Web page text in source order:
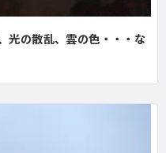
光の散乱、雲の色・・・な